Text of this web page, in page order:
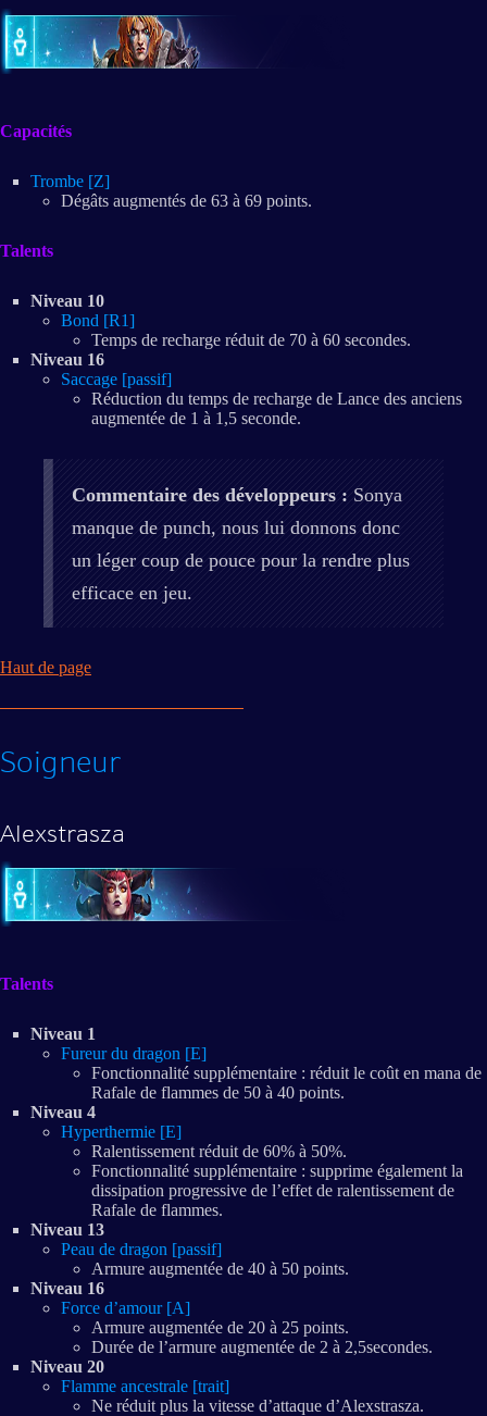
Capacités
Trombe [Z]
Dégâts augmentés de 63 à 69 points.
Talents
Niveau 10
Bond [R1]
Temps de recharge réduit de 70 à 60 secondes.
Niveau 16
Saccage [passif]
Réduction du temps de recharge de Lance des anciens
augmentée de 1 à 1,5 seconde.
Commentaire des développeurs : Sonya
manque de punch, nous lui donnons donc
un léger coup de pouce pour la rendre plus
efficace en jeu.
Haut de page
Soigneur
Alexstrasza
Talents
Niveau 1
Fureur du dragon [E]
Fonctionnalité supplémentaire : réduit le coût en mana de
Rafale de flammes de 50 à 40 points.
Niveau 4
Hyperthermie [E]
Ralentissement réduit de 60% à 50%.
Fonctionnalité supplémentaire : supprime également la
dissipation progressive de l’effet de ralentissement de
Rafale de flammes.
Niveau 13
Peau de dragon [passif]
Armure augmentée de 40 à 50 points.
Niveau 16
Force d’amour [A]
Armure augmentée de 20 à 25 points.
Durée de l’armure augmentée de 2 à 2,5secondes.
Niveau 20
Flamme ancestrale [trait]
Ne réduit plus la vitesse d’attaque d’Alexstrasza.